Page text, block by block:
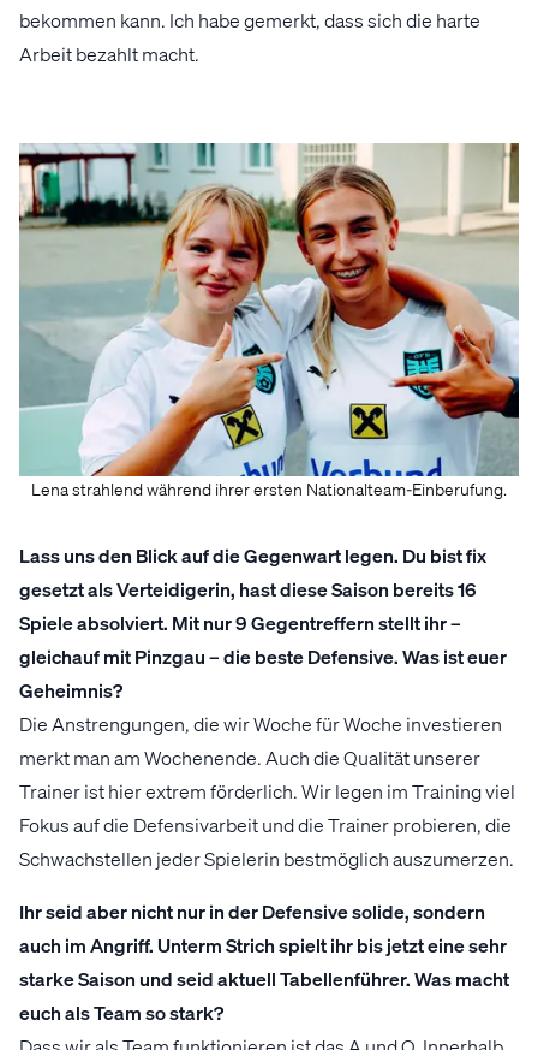
bekommen kann. Ich habe gemerkt, dass sich die harte
Arbeit bezahlt macht.
Lena strahlend während ihrer ersten Nationalteam-Einberufung.
Lass uns den Blick auf die Gegenwart legen. Du bist fix
gesetzt als Verteidigerin, hast diese Saison bereits 16
Spiele absolviert. Mit nur 9 Gegentreffern stellt ihr –
gleichauf mit Pinzgau – die beste Defensive. Was ist euer
Geheimnis?
Die Anstrengungen, die wir Woche für Woche investieren
merkt man am Wochenende. Auch die Qualität unserer
Trainer ist hier extrem förderlich. Wir legen im Training viel
Fokus auf die Defensivarbeit und die Trainer probieren, die
Schwachstellen jeder Spielerin bestmöglich auszumerzen.
Ihr seid aber nicht nur in der Defensive solide, sondern
auch im Angriff. Unterm Strich spielt ihr bis jetzt eine sehr
starke Saison und seid aktuell Tabellenführer. Was macht
euch als Team so stark?